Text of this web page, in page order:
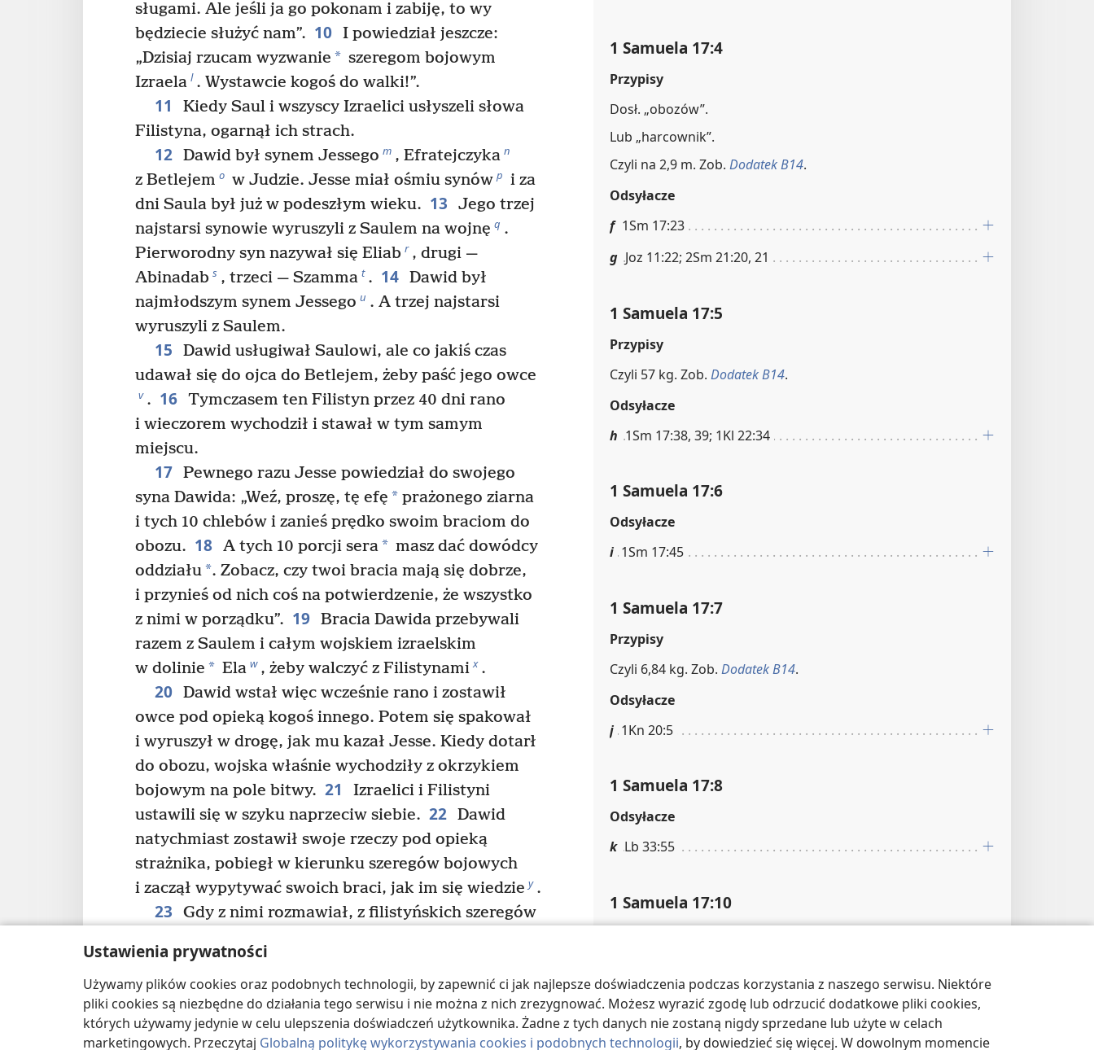
Ustawienia prywatności
Używamy plików cookies oraz podobnych technologii, by zapewnić ci jak najlepsze doświadczenia podczas korzystania z naszego serwisu. Niektóre
pliki cookies są niezbędne do działania tego serwisu i nie można z nich zrezygnować. Możesz wyrazić zgodę lub odrzucić dodatkowe pliki cookies,
których używamy jedynie w celu ulepszenia doświadczeń użytkownika. Żadne z tych danych nie zostaną nigdy sprzedane lub użyte w celach
marketingowych. Przeczytaj Globalną politykę wykorzystywania cookies i podobnych technologii, by dowiedzieć się więcej. W dowolnym momencie
sługami. Ale jeśli ja go pokonam i zabiję, to wy
będziecie służyć nam”. 10 I powiedział jeszcze:
„Dzisiaj rzucam wyzwanie * szeregom bojowym
Izraela l . Wystawcie kogoś do walki!”.
11
Kiedy Saul i wszyscy Izraelici usłyszeli słowa
Filistyna, ogarnął ich strach.
12 Dawid był synem Jessego m , Efratejczyka n
z Betlejem o w Judzie. Jesse miał ośmiu synów p i za
dni Saula był już w podeszłym wieku. 13
Jego trzej
najstarsi synowie wyruszyli z Saulem na wojnę q .
Pierworodny syn nazywał się Eliab r , drugi —
Abinadab s , trzeci — Szamma t . 14 Dawid był
najmłodszym synem Jessego u . A trzej najstarsi
wyruszyli z Saulem.
15
Dawid usługiwał Saulowi, ale co jakiś czas
udawał się do ojca do Betlejem, żeby paść jego owce
v . 16 Tymczasem ten Filistyn przez 40 dni rano
i wieczorem wychodził i stawał w tym samym
miejscu.
17 Pewnego razu Jesse powiedział do swojego
syna Dawida: „Weź, proszę, tę efę * prażonego ziarna
i tych 10 chlebów i zanieś prędko swoim braciom do
obozu. 18 A tych 10 porcji sera* masz dać dowódcy
oddziału*. Zobacz, czy twoi bracia mają się dobrze,
i przynieś od nich coś na potwierdzenie, że wszystko
z nimi w porządku”. 19 Bracia Dawida przebywali
razem z Saulem i całym wojskiem izraelskim
w dolinie * Ela w , żeby walczyć z Filistynami x .
20 Dawid wstał więc wcześnie rano i zostawił
owce pod opieką kogoś innego. Potem się spakował
i wyruszył w drogę, jak mu kazał Jesse. Kiedy dotarł
do obozu, wojska właśnie wychodziły z okrzykiem
bojowym na pole bitwy. 21
Izraelici i Filistyni
ustawili się w szyku naprzeciw siebie. 22 Dawid
natychmiast zostawił swoje rzeczy pod opieką
strażnika, pobiegł w kierunku szeregów bojowych
i zaczął wypytywać swoich braci, jak im się wiedzie y .
23
Gdy z nimi rozmawiał, z filistyńskich szeregów
i zaczął mówić to samo, co przedtem
usłyszał jego słowa. 24 Na widok tego Filistyna
wszyscy żołnierze izraelscy cofali się z przerażenia b .
25 Mówili: „Widzieliście tego człowieka, który
1 Samuela 17:4
Przypisy
Dosł. „obozów”.
Lub „harcownik”.
Czyli na 2,9 m. Zob. Dodatek B14.
Odsyłacze
f 1Sm 17:23
g Joz 11:22; 2Sm 21:20, 21
1 Samuela 17:5
Przypisy
Czyli 57 kg. Zob. Dodatek B14.
Odsyłacze
h 1Sm 17:38, 39; 1Kl 22:34
1 Samuela 17:6
Odsyłacze
i 1Sm 17:45
1 Samuela 17:7
Przypisy
Czyli 6,84 kg. Zob. Dodatek B14.
Odsyłacze
j 1Kn 20:5
1 Samuela 17:8
Odsyłacze
k Lb 33:55
1 Samuela 17:10
Odsyłacze
l 1Sm 17:26; 2Kl 19:22